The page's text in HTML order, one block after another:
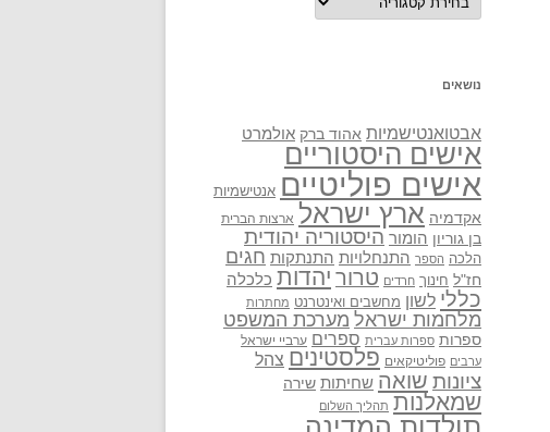
נושאים
אבטואנטישמיות אהוד ברק אולמרט
אישים היסטוריים
אישים פוליטיים אנטישמיות
אקדמיה ארץ ישראל ארצות הברית
בן גוריון הומור היסטוריה יהודית
הלכה הספר התנחלויות התנתקות חגים
חז"ל חינוך חרדים טרור יהדות כלכלה
כללי לשון מחשבים ואינטרנט מחתרות
מלחמות ישראל מערכת המשפט
ספרות ספרות עברית ספרים ערביי ישראל
ערבים פוליטיקאים פלסטינים צהל
ציונות שואה שחיתות שירה
שמאלנות תהליך השלום